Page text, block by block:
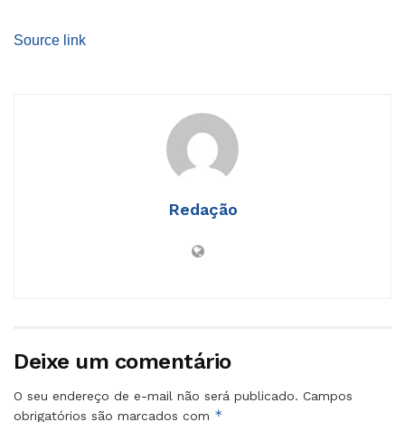
Source link
Redação
Deixe um comentário
O seu endereço de e-mail não será publicado. Campos
obrigatórios são marcados com *